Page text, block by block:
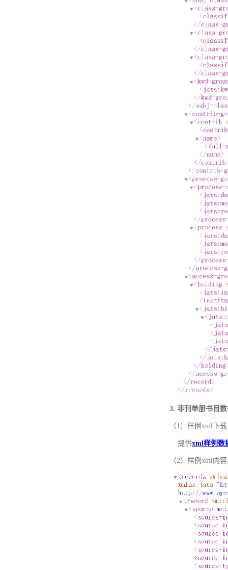
3. 非刊单册书目
（1）样例xml下载
提供xml样例数
（2）样例xml内